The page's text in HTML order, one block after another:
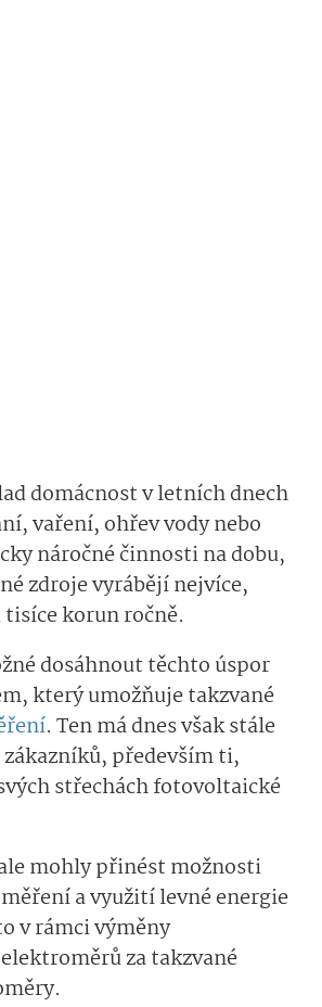
domácnost v letních dnech
vaření, ohřev vody nebo
náročné činnosti na dobu,
zdroje vyrábějí nejvíce,
korun ročně.
dosáhnout těchto úspor
který umožňuje takzvané
. Ten má dnes však stále
především ti,
střechách fotovoltaické
mohly přinést možnosti
a využití levné energie
v rámci výměny
za takzvané